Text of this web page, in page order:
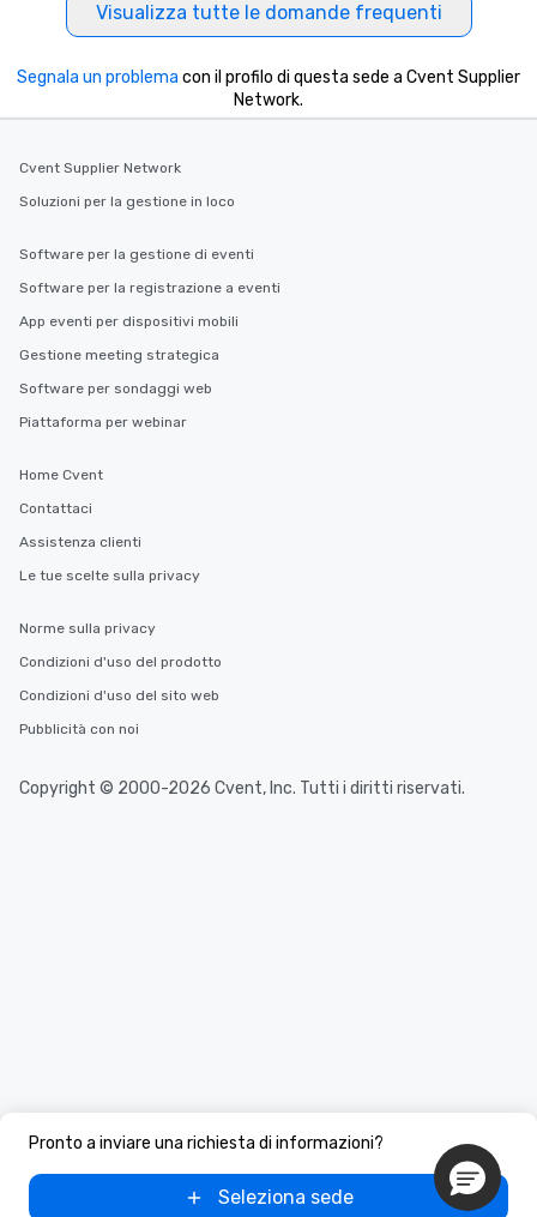
Visualizza tutte le domande frequenti
Pronto a inviare una richiesta di informazioni?
Seleziona sede
Segnala un problema con il profilo di questa sede a Cvent Supplier
Network.
Cvent Supplier Network
Soluzioni per la gestione in loco
Software per la gestione di eventi
Software per la registrazione a eventi
App eventi per dispositivi mobili
Gestione meeting strategica
Software per sondaggi web
Piattaforma per webinar
Home Cvent
Contattaci
Assistenza clienti
Le tue scelte sulla privacy
Norme sulla privacy
Condizioni d'uso del prodotto
Condizioni d'uso del sito web
Pubblicità con noi
Copyright © 2000-2026 Cvent, Inc. Tutti i diritti riservati.